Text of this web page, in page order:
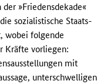
»Friedensdekade«
sozialistische Staats-
wobei folgende
Kräfte vorliegen:
mit
unterschwelligen